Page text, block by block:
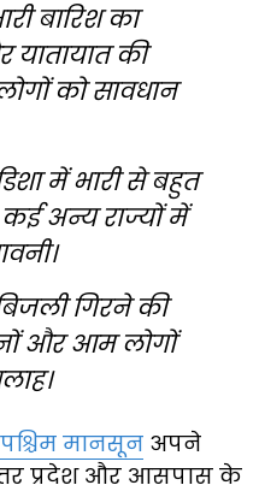
बारिश का
की
को सावधान
में भारी से बहुत
कई अन्य राज्यों में
गिरने की
और आम लोगों
मानसून अपने
प्रदेश और आसपास के